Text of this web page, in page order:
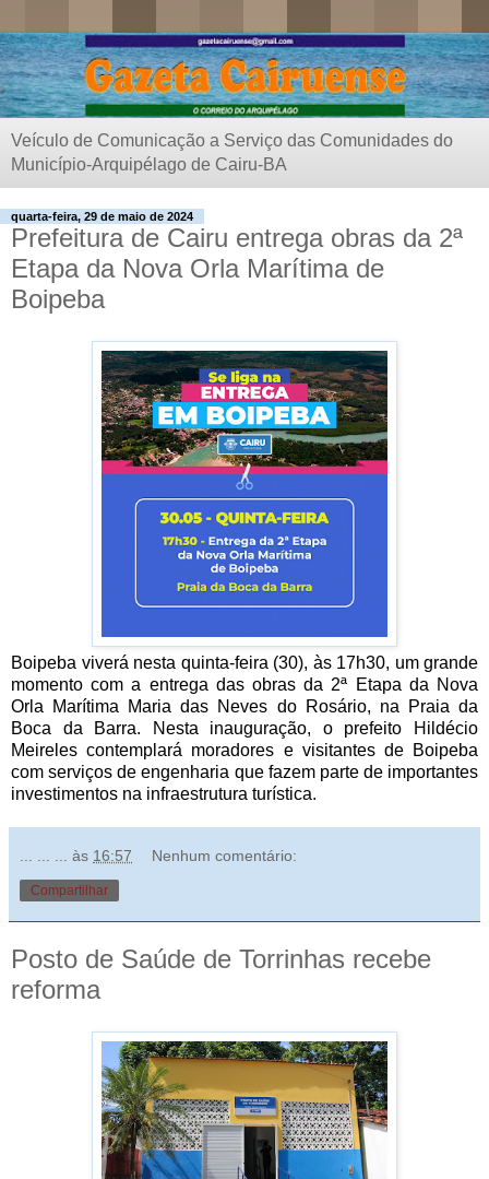
Veículo de Comunicação a Serviço das Comunidades do
Município-Arquipélago de Cairu-BA
quarta-feira, 29 de maio de 2024
Prefeitura de Cairu entrega obras da 2ª
Etapa da Nova Orla Marítima de
Boipeba
Boipeba viverá nesta quinta-feira (30), às 17h30, um grande
momento com a entrega das obras da 2ª Etapa da Nova
Orla Marítima Maria das Neves do Rosário, na Praia da
Boca da Barra. Nesta inauguração, o prefeito Hildécio
Meireles contemplará moradores e visitantes de Boipeba
com serviços de engenharia que fazem parte de importantes
investimentos na infraestrutura turística.
às 16:57 Nenhum comentário:
Compartilhar
Posto de Saúde de Torrinhas recebe
reforma